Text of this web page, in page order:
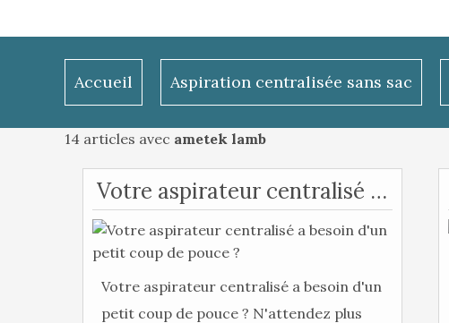
Accueil Aspiration centralisée sans sac
14 articles avec ametek lamb
Votre aspirateur centralisé a besoin d'un petit coup de pouce ?
Votre aspirateur centralisé a besoin d'un
petit coup de pouce ? N'attendez plus